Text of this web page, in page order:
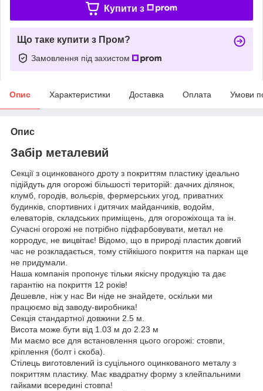
Купити з
Що таке купити з Пром?
Замовлення під захистом
Опис Характеристики Доставка Оплата Умови
Опис
Забір металевий
Секції з оцинкованого дроту з покриттям пластику ідеально
підійдуть для огорожі більшості територій: дачних ділянок,
клумб, городів, вольєрів, фермерських угод, приватних
будинків, спортивних і дитячих майданчиків, водойм,
елеваторів, складських приміщень, для огорожіхоща та ін.
Сучасні огорожі не потрібно підфарбовувати, метал не
корродує, не вицвітає! Відомо, що в природі пластик довгий
час не розкладається, тому стійкішого покриття на паркан ще
не придумали.
Наша компанія пропонує тільки якісну продукцію та дає
гарантію на покриття 12 років!
Дешевле, ніж у нас Ви ніде не знайдете, оскільки ми
працюємо від заводу-виробника!
Секція стандартної довжини 2.5 м.
Висота може бути від 1.03 м до 2.23 м
Ми маємо все для встановлення цього огорожі: стовпи,
кріплення (болт і скоба).
Стілець виготовлений із суцільного оцинкованого металу з
покриттям пластику. Має квадратну форму з клейпальними
гайками всередині стовпа!